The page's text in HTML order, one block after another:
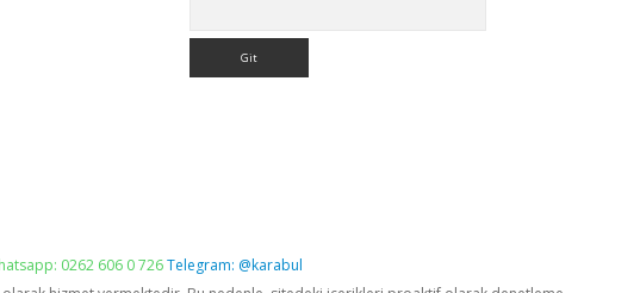
0262 606 0 726Telegram: @karabul